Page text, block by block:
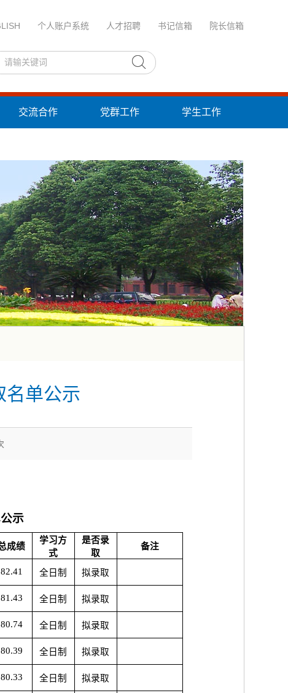
个人账户系统 人才招聘 书记信箱 院长信箱
交流合作 党群工作 学生工作
名单公示
示
成绩
学习方
式
是否录
取
备注
82.41 全日制 拟录取
81.43 全日制 拟录取
80.74 全日制 拟录取
80.39 全日制 拟录取
80.33 全日制 拟录取